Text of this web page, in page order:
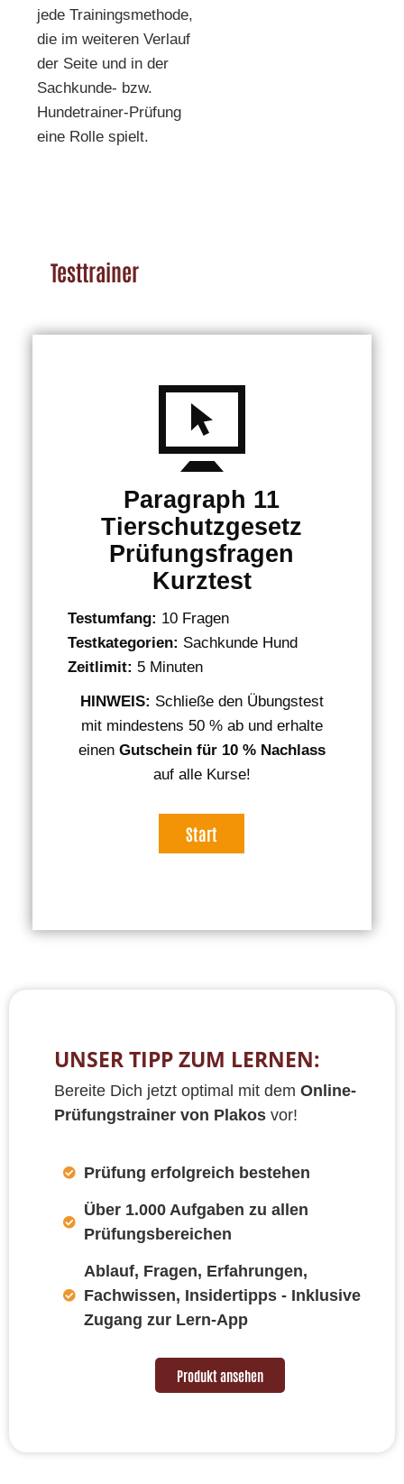
jede Trainingsmethode,
die im weiteren Verlauf
der Seite und in der
Sachkunde- bzw.
Hundetrainer-Prüfung
eine Rolle spielt.
Testtrainer
Paragraph 11
Tierschutzgesetz
Prüfungsfragen
Kurztest
Testumfang: 10 Fragen
Testkategorien: Sachkunde Hund
Zeitlimit: 5 Minuten
HINWEIS: Schließe den Übungstest
mit mindestens 50 % ab und erhalte
einen Gutschein für 10 % Nachlass
auf alle Kurse!
UNSER TIPP ZUM LERNEN:
Bereite Dich jetzt optimal mit dem Online-
Prüfungstrainer von Plakos vor!
Prüfung erfolgreich bestehen
Über 1.000 Aufgaben zu allen
Prüfungsbereichen
Ablauf, Fragen, Erfahrungen,
Fachwissen, Insidertipps - Inklusive
Zugang zur Lern-App
Produkt ansehen